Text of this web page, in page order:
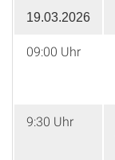
19.03.2026
09:00 Uhr
9:30 Uhr